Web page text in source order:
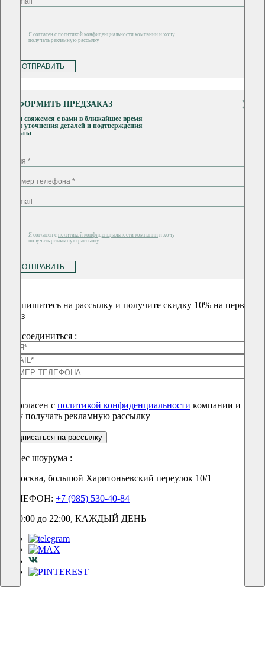
Я согласен с политикой конфиденциальности компании и хочу
получать рекламную рассылку
ОТПРАВИТЬ
ОФОРМИТЬ ПРЕДЗАКАЗ
Мы свяжемся с вами в ближайшее время
для уточнения деталей и подтверждения
заказа
Я согласен с политикой конфиденциальности компании и хочу
получать рекламную рассылку
ОТПРАВИТЬ
Подпишитесь на рассылку и получите скидку 10% на первый
заказ
Присоединиться :
Я согласен с политикой конфиденциальности компании и
хочу получать рекламную рассылку
подписаться на рассылку
Адрес шоурума :
г. Москва, большой Харитоньевский переулок 10/1
ТЕЛЕФОН: +7 (985) 530-40-84
С 10:00 до 22:00, КАЖДЫЙ ДЕНЬ